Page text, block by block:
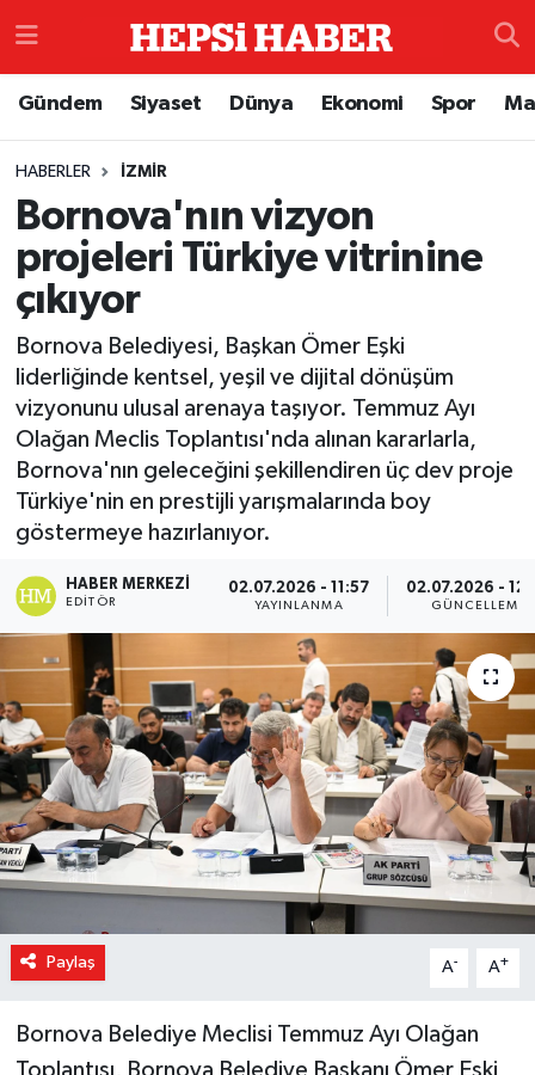
Gündem Siyaset Dünya Ekonomi Spor
HABERLER İZMIR
Bornova'nın vizyon
projeleri Türkiye vitrinine
çıkıyor
Bornova Belediyesi, Başkan Ömer Eşki
liderliğinde kentsel, yeşil ve dijital dönüşüm
vizyonunu ulusal arenaya taşıyor. Temmuz Ayı
Olağan Meclis Toplantısı'nda alınan kararlarla,
Bornova'nın geleceğini şekillendiren üç dev proje
Türkiye'nin en prestijli yarışmalarında boy
göstermeye hazırlanıyor.
HABER MERKEZI
EDITÖR
02.07.2026 - 11:57
YAYINLANMA
02.07.2026 -
GÜNCELLEME
Paylaş A- A+
Bornova Belediye Meclisi Temmuz Ayı Olağan
Çevre
Dünya
Eğitim
Ekonomi
Genel
Gündem
Magazin
Özel Haber
Sağlık
Siyaset
Son Dakika
Spor
İzmir Namaz Vakitleri
İstanbul Trafik Yoğunluk Haritası
Süper Lig Puan Durumu ve Fikstür
Tüm Manşetler
Son Dakika Haberleri
Haber Arşivi